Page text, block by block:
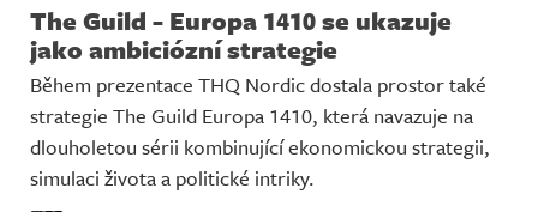
The Guild - Europa 1410 se ukazuje
jako ambiciózní strategie
Během prezentace THQ Nordic dostala prostor také
strategie The Guild Europa 1410, která navazuje na
dlouholetou sérii kombinující ekonomickou strategii,
simulaci života a politické intriky.